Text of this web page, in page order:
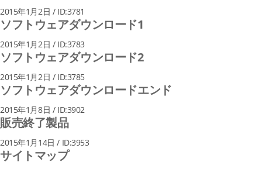
2015年1月2日 / ID:3781
ソフトウェアダウンロード1
2015年1月2日 / ID:3783
ソフトウェアダウンロード2
2015年1月2日 / ID:3785
ソフトウェアダウンロードエンド
2015年1月8日 / ID:3902
販売終了製品
2015年1月14日 / ID:3953
サイトマップ